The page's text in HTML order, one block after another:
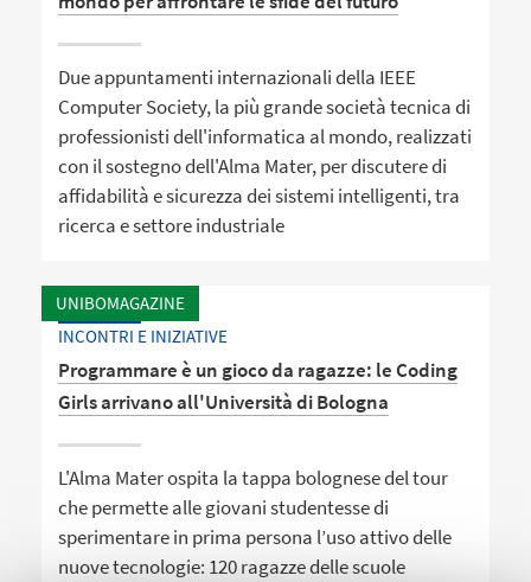
Due appuntamenti internazionali della IEEE
Computer Society, la più grande società tecnica di
professionisti dell'informatica al mondo, realizzati
con il sostegno dell'Alma Mater, per discutere di
affidabilità e sicurezza dei sistemi intelligenti, tra
ricerca e settore industriale
UNIBOMAGAZINE
INCONTRI E INIZIATIVE
Programmare è un gioco da ragazze: le Coding
Girls arrivano all'Università di Bologna
L'Alma Mater ospita la tappa bolognese del tour
che permette alle giovani studentesse di
sperimentare in prima persona l’uso attivo delle
nuove tecnologie: 120 ragazze delle scuole